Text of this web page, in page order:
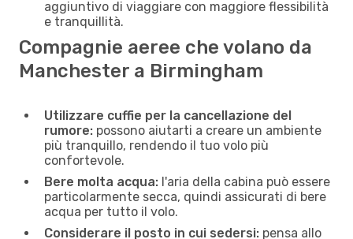
aggiuntivo di viaggiare con maggiore flessibilità
e tranquillità.
Compagnie aeree che volano da
Manchester a Birmingham
Utilizzare cuffie per la cancellazione del
rumore: possono aiutarti a creare un ambiente
più tranquillo, rendendo il tuo volo più
confortevole.
Bere molta acqua: l'aria della cabina può essere
particolarmente secca, quindi assicurati di bere
acqua per tutto il volo.
Considerare il posto in cui sedersi: pensa allo